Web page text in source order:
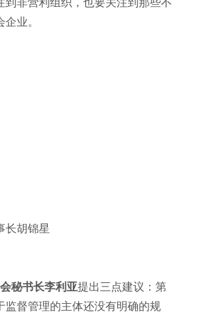
到非营利组织，也要关注到那些不
业。
长胡锦星
秘书长李利亚提出三点建议：第
监督管理的主体还没有明确的规